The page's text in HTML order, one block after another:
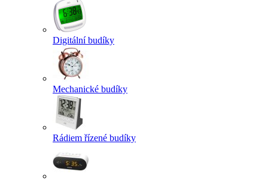
Digitální budíky
Mechanické budíky
Rádiem řízené budíky